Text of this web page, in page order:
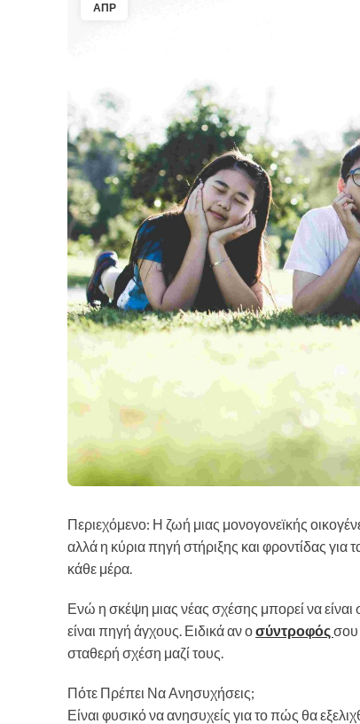
ΑΠΡ
Περιεχόμενο: Η ζωή μιας μονογονεϊκής
αλλά η κύρια πηγή στήριξης και φροντίδας για
κάθε μέρα.
Ενώ η σκέψη μιας νέας σχέσης μπορεί να
είναι πηγή άγχους. Ειδικά αν οσύντροφόςσου
σταθερή σχέση μαζί τους.
Πότε Πρέπει Να Ανησυχήσεις;
Είναι φυσικό να ανησυχείς για το πώς θα